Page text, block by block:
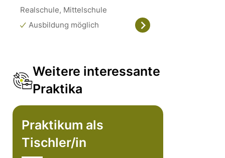
Realschule, Mittelschule
Ausbildung möglich
Weitere interessante
Praktika
Praktikum als
Tischler/in